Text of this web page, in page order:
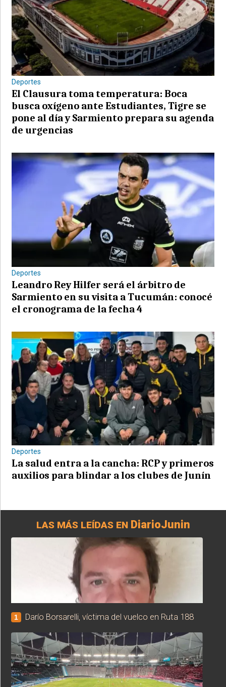
Deportes
El Clausura toma temperatura: Boca
busca oxígeno ante Estudiantes, Tigre se
pone al día y Sarmiento prepara su agenda
de urgencias
Deportes
Leandro Rey Hilfer será el árbitro de
Sarmiento en su visita a Tucumán: conocé
el cronograma de la fecha 4
Deportes
La salud entra a la cancha: RCP y primeros
auxilios para blindar a los clubes de Junín
LAS MÁS LEÍDAS ENDiarioJunin
1 Darío Borsarelli, víctima del vuelco en Ruta 188